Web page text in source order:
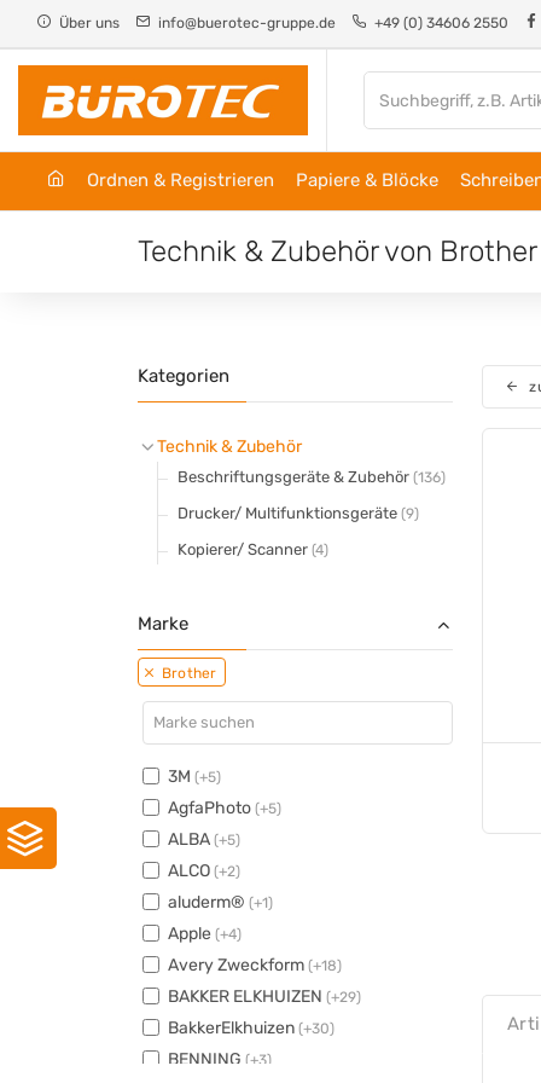
Über uns info@buerotec-gruppe.de +49 (0) 34606 2550
Ordnen & Registrieren Papiere & Blöcke
Technik & Zubehör von Brother
Kategorien
Technik & Zubehör
Beschriftungsgeräte & Zubehör (136)
Drucker/ Multifunktionsgeräte (9)
Kopierer/ Scanner (4)
Marke
Brother
3M (+5)
AgfaPhoto (+5)
ALBA (+5)
ALCO (+2)
aluderm® (+1)
Apple (+4)
Avery Zweckform (+18)
BAKKER ELKHUIZEN (+29)
BakkerElkhuizen (+30)
BENNING (+3)
Cookie-Einstellungen